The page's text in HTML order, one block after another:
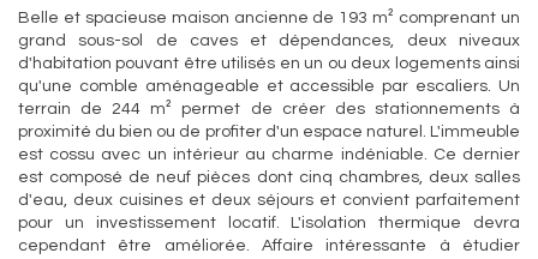
Belle et spacieuse maison ancienne de 193 m² comprenant un
grand sous-sol de caves et dépendances, deux niveaux
d'habitation pouvant être utilisés en un ou deux logements ainsi
qu'une comble aménageable et accessible par escaliers. Un
terrain de 244 m² permet de créer des stationnements à
proximité du bien ou de profiter d'un espace naturel. L'immeuble
est cossu avec un intérieur au charme indéniable. Ce dernier
est composé de neuf pièces dont cinq chambres, deux salles
d'eau, deux cuisines et deux séjours et convient parfaitement
pour un investissement locatif. L'isolation thermique devra
cependant être améliorée. Affaire intéressante à étudier